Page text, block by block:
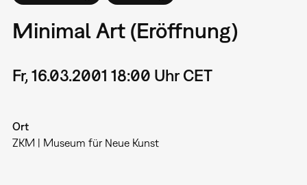
Minimal Art (Eröffnung)
Fr, 16.03.2001 18:00 Uhr CET
Ort
ZKM | Museum für Neue Kunst